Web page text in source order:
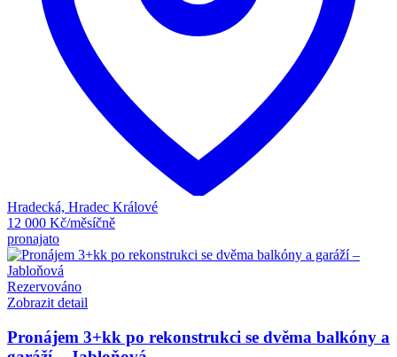
Hradecká, Hradec Králové
12 000 Kč/měsíčně
pronajato
Rezervováno
Zobrazit detail
Pronájem 3+kk po rekonstrukci se dvěma balkóny a